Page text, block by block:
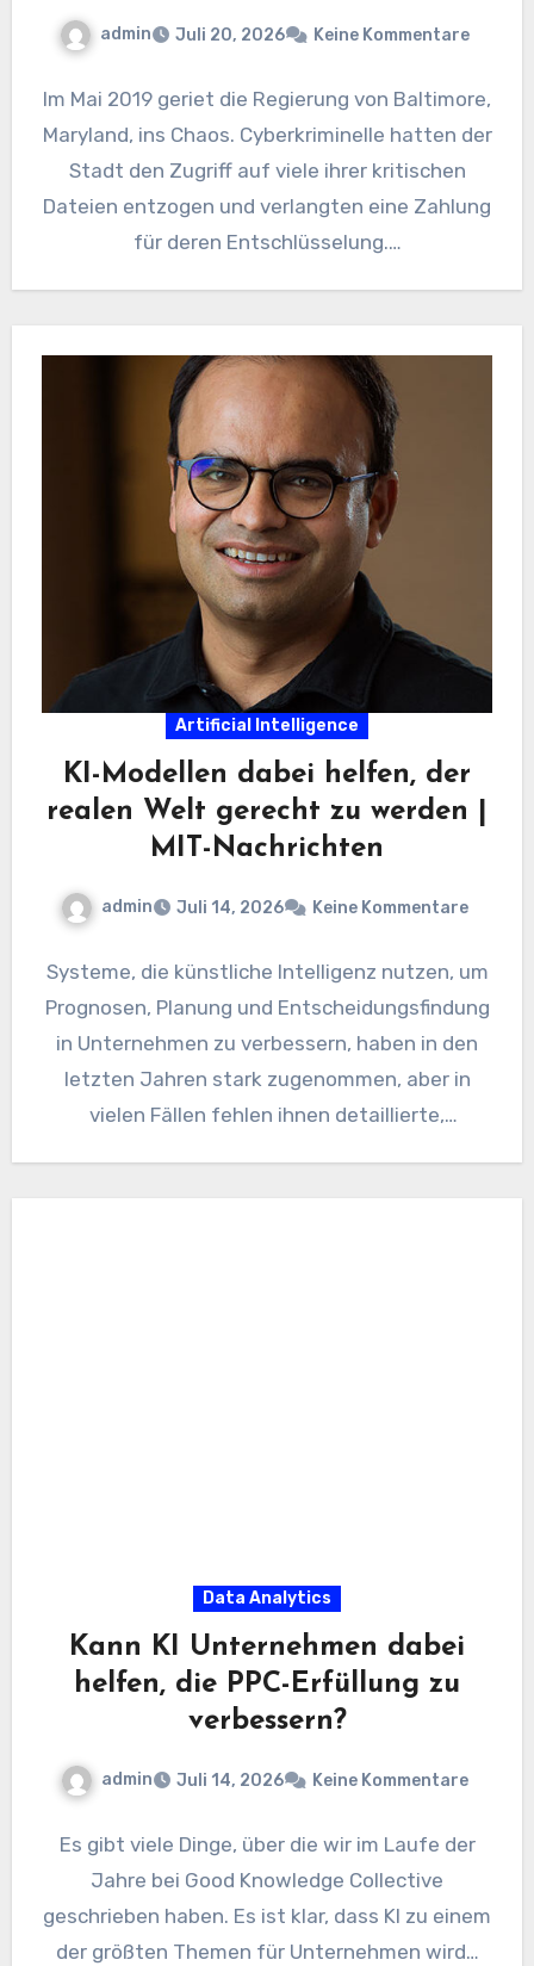
admin Juli 20, 2026 Keine Kommentare
Im Mai 2019 geriet die Regierung von Baltimore,
Maryland, ins Chaos. Cyberkriminelle hatten der
Stadt den Zugriff auf viele ihrer kritischen
Dateien entzogen und verlangten eine Zahlung
für deren Entschlüsselung.…
Artificial Intelligence
KI-Modellen dabei helfen, der
realen Welt gerecht zu werden |
MIT-Nachrichten
admin Juli 14, 2026 Keine Kommentare
Systeme, die künstliche Intelligenz nutzen, um
Prognosen, Planung und Entscheidungsfindung
in Unternehmen zu verbessern, haben in den
letzten Jahren stark zugenommen, aber in
vielen Fällen fehlen ihnen detaillierte,
Data Analytics
Kann KI Unternehmen dabei
helfen, die PPC-Erfüllung zu
verbessern?
admin Juli 14, 2026 Keine Kommentare
Es gibt viele Dinge, über die wir im Laufe der
Jahre bei Good Knowledge Collective
geschrieben haben. Es ist klar, dass KI zu einem
der größten Themen für Unternehmen wird…